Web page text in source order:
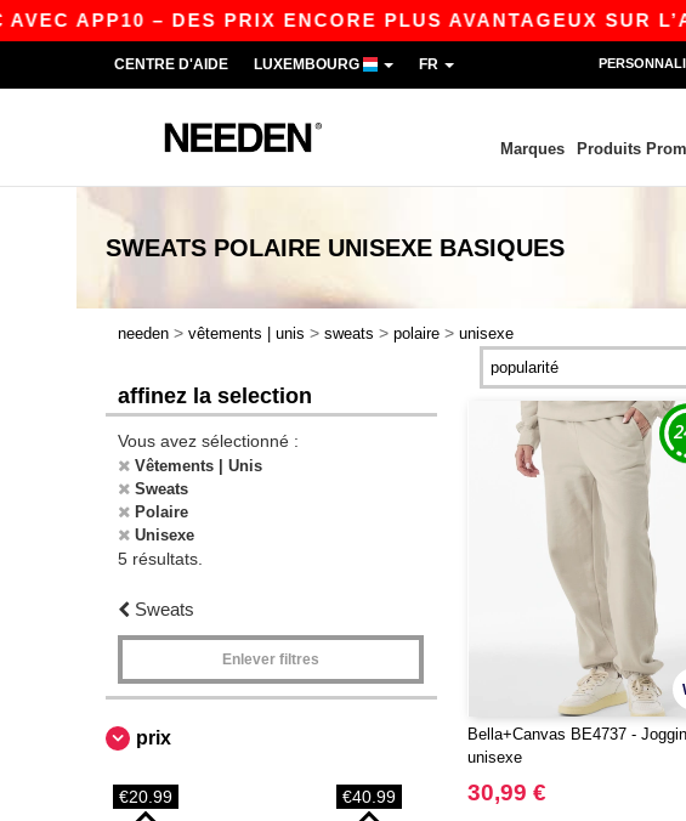
APP10 – DES PRIX ENCORE PLUS AVANTAGEUX SUR
CENTRE D'AIDE LUXEMBOURG FR
Marques Produits
SWEATS POLAIRE UNISEXE BASIQUES
needen > vêtements | unis > sweats > polaire > unisexe
affinez la selection
Vous avez sélectionné :
Vêtements | Unis
Sweats
Polaire
Unisexe
5 résultats.
Sweats
Enlever filtres
prix
€20.99 €40.99
Bella+Canvas BE4737 -
unisexe
30,99 €